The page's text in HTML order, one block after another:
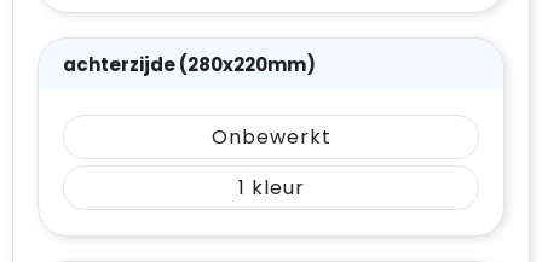
achterzijde (280x220mm)
Onbewerkt
1